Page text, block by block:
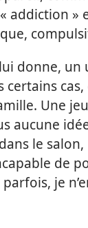
addiction »
donne,
Une
aucune
le
de
je